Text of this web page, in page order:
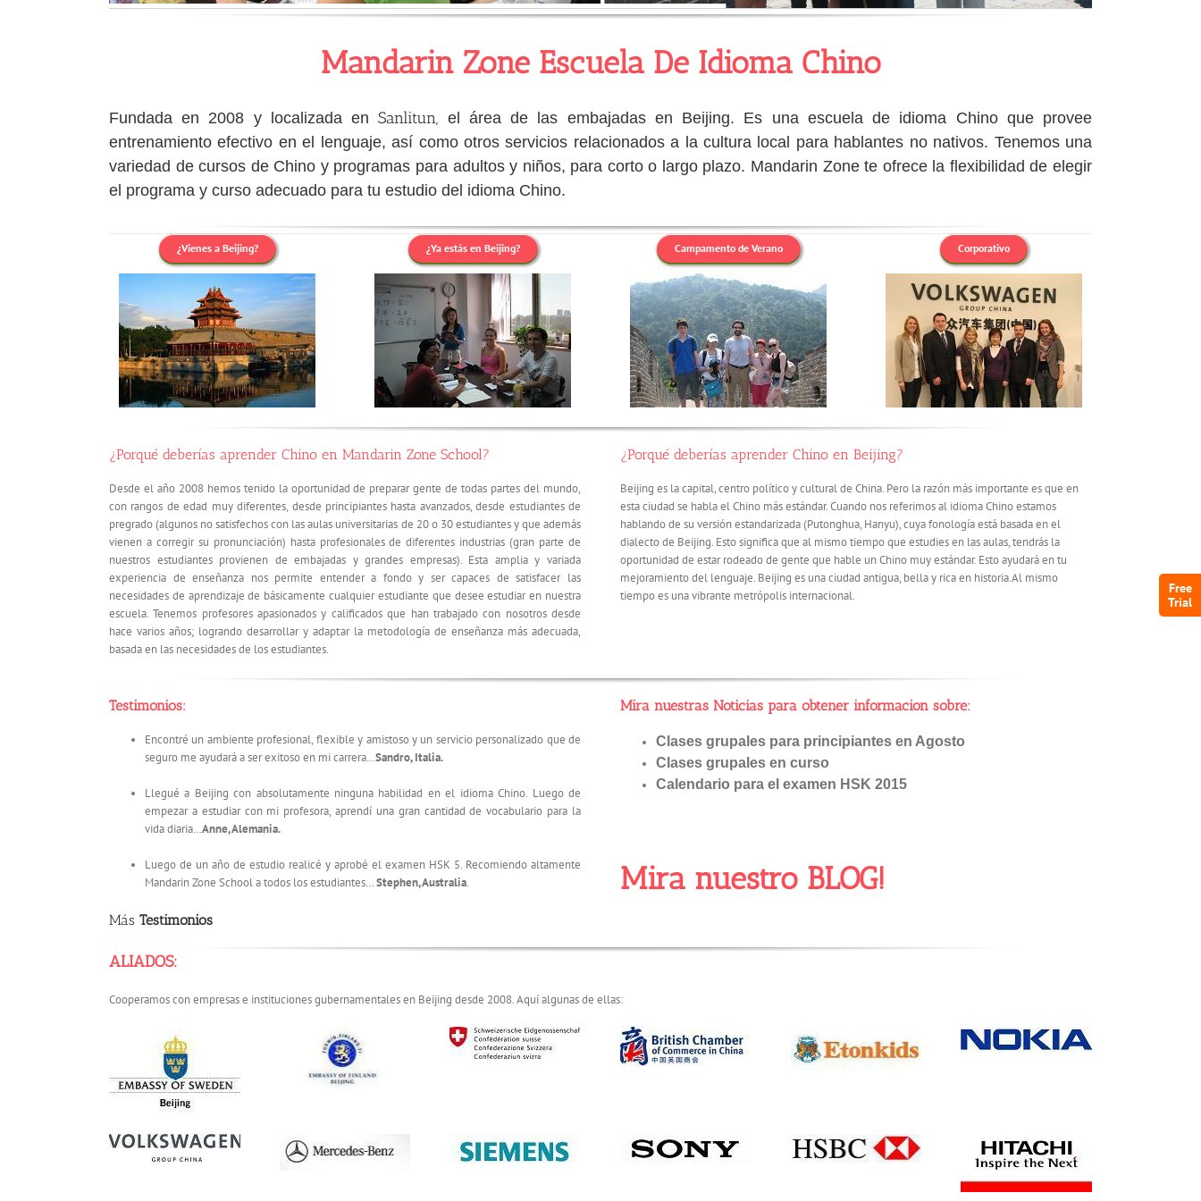
Free
Trial
Mandarin Zone Escuela De Idioma Chino
Fundada en 2008 y localizada enSanlitun, el área de las embajadas en Beijing. Es una escuela de idioma Chino que provee
entrenamiento efectivo en el lenguaje, así como otros servicios relacionados a la cultura local para hablantes no nativos. Tenemos una
variedad de cursos de Chino y programas para adultos y niños, para corto o largo plazo. Mandarin Zone te ofrece la flexibilidad de elegir
el programa y curso adecuado para tu estudio del idioma Chino.
¿Vienes a Beijing? ¿Ya estás en Beijing? Campamento de Verano Corporativo
¿Porqué deberías aprender Chino en Mandarin Zone School?
Desde el año 2008 hemos tenido la oportunidad de preparar gente de todas partes del mundo,
con rangos de edad muy diferentes, desde principiantes hasta avanzados, desde estudiantes de
pregrado (algunos no satisfechos con las aulas universitarias de 20 o 30 estudiantes y que además
vienen a corregir su pronunciación) hasta profesionales de diferentes industrias (gran parte de
nuestros estudiantes provienen de embajadas y grandes empresas). Esta amplia y variada
experiencia de enseñanza nos permite entender a fondo y ser capaces de satisfacer las
necesidades de aprendizaje de básicamente cualquier estudiante que desee estudiar en nuestra
escuela. Tenemos profesores apasionados y calificados que han trabajado con nosotros desde
hace varios años; logrando desarrollar y adaptar la metodología de enseñanza más adecuada,
basada en las necesidades de los estudiantes.
¿Porqué deberías aprender Chino en Beijing?
Beijing es la capital, centro político y cultural de China. Pero la razón más importante es que en
esta ciudad se habla el Chino más estándar. Cuando nos referimos al idioma Chino estamos
hablando de su versión estandarizada (Putonghua, Hanyu), cuya fonología está basada en el
dialecto de Beijing. Esto significa que al mismo tiempo que estudies en las aulas, tendrás la
oportunidad de estar rodeado de gente que hable un Chino muy estándar. Esto ayudará en tu
mejoramiento del lenguaje. Beijing es una ciudad antigua, bella y rica en historia.Al mismo
tiempo es una vibrante metrópolis internacional.
Testimonios:
Encontré un ambiente profesional, flexible y amistoso y un servicio personalizado que de
seguro me ayudará a ser exitoso en mi carrera…Sandro, Italia.
Llegué a Beijing con absolutamente ninguna habilidad en el idioma Chino. Luego de
empezar a estudiar con mi profesora, aprendí una gran cantidad de vocabulario para la
vida diaria…Anne, Alemania.
Luego de un año de estudio realicé y aprobé el examen HSK 5. Recomiendo altamente
Mandarin Zone School a todos los estudiantes…Stephen, Australia.
Más Testimonios
Mira nuestras Noticias para obtener informacion sobre:
Clases grupales para principiantes en Agosto
Clases grupales en curso
Calendario para el examen HSK 2015
Mira nuestro BLOG!
ALIADOS:
Cooperamos con empresas e instituciones gubernamentales en Beijing desde 2008. Aquí algunas de ellas: